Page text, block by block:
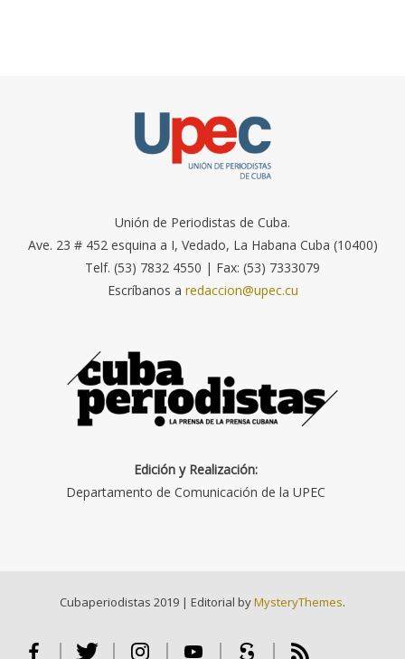
Unión de Periodistas de Cuba.
Ave. 23 # 452 esquina a I, Vedado, La Habana Cuba (10400)
Telf. (53) 7832 4550 | Fax: (53) 7333079
Escríbanos a redaccion@upec.cu
Edición y Realización:
Departamento de Comunicación de la UPEC
Cubaperiodistas 2019 | Editorial byMysteryThemes.